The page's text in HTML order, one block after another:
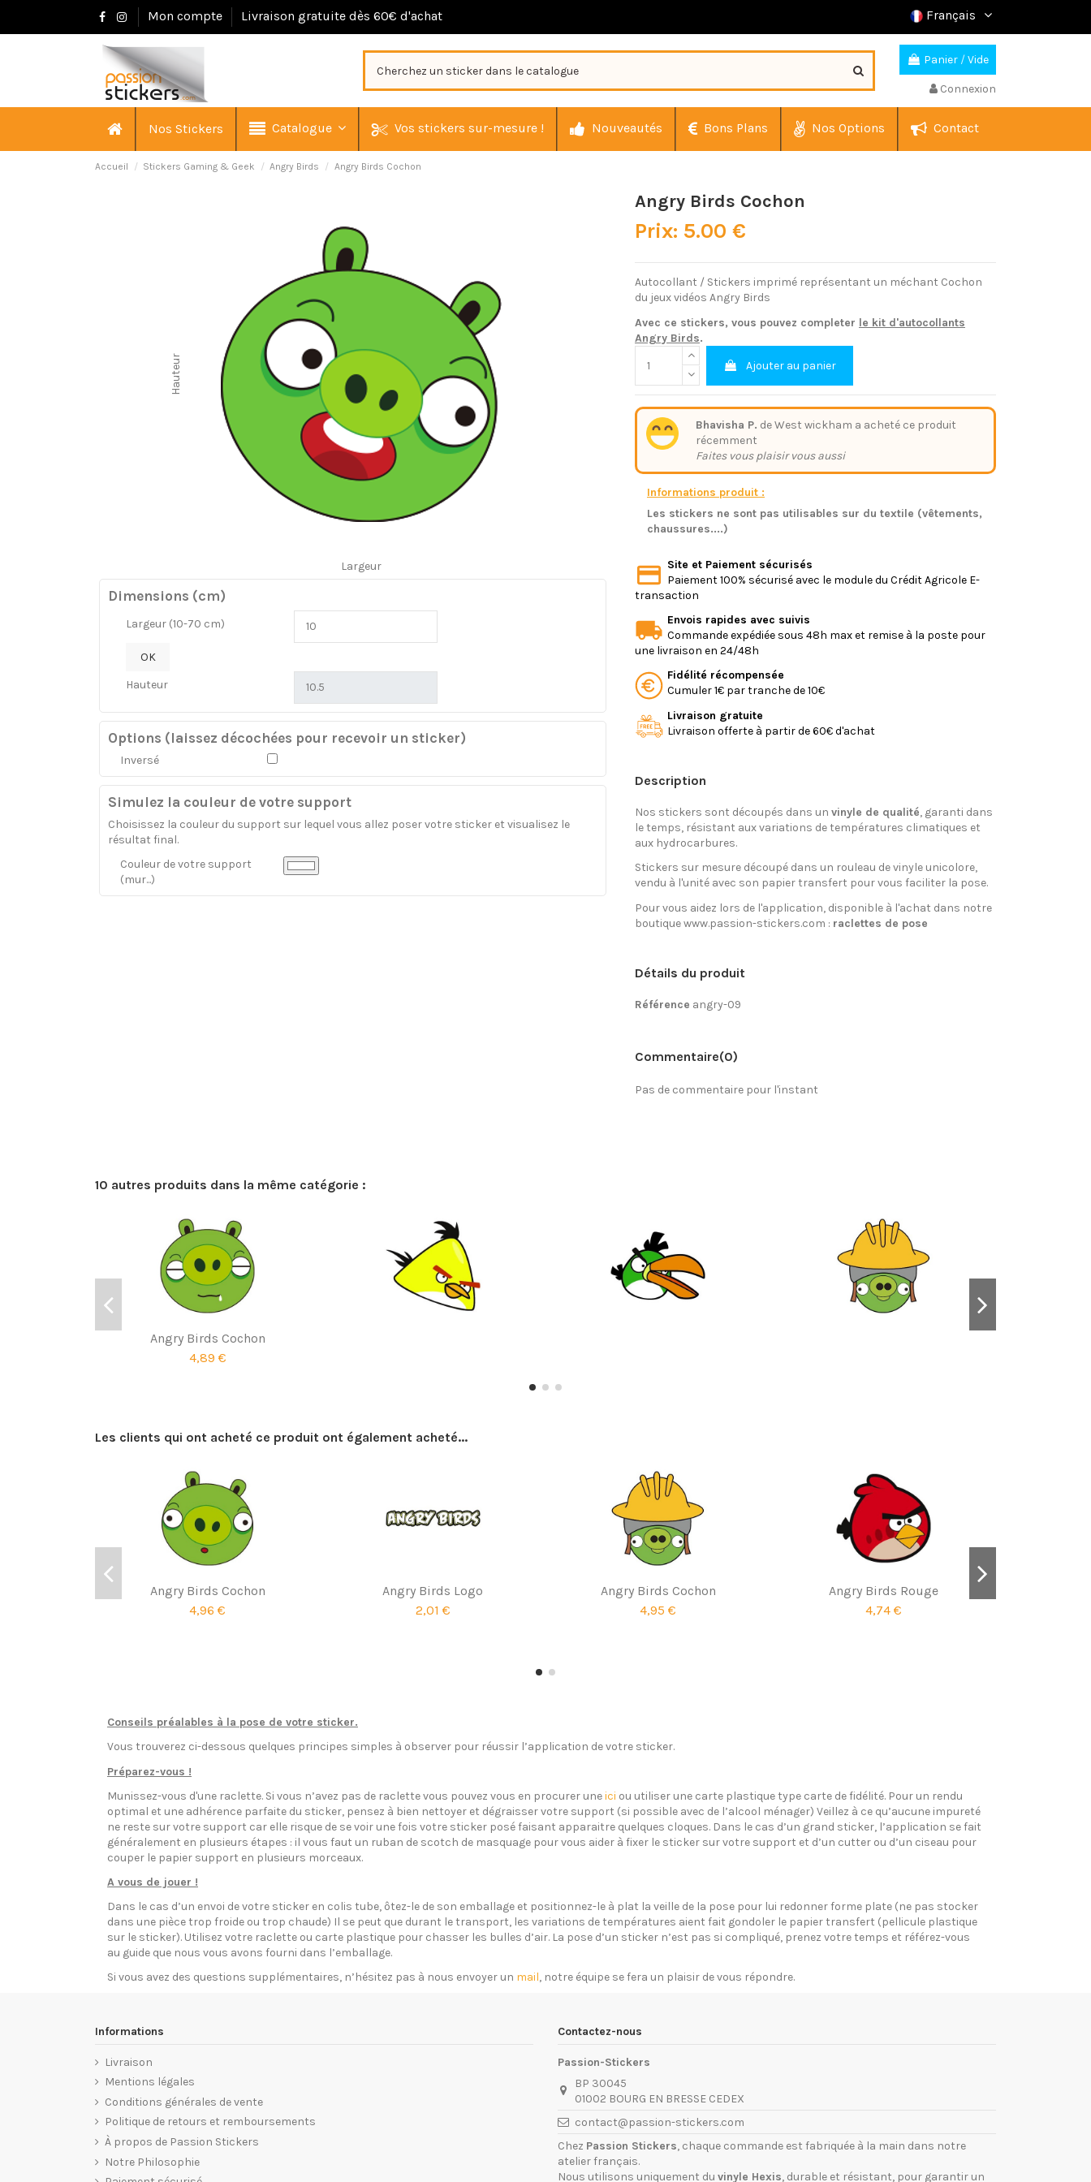
Mon compte Livraison gratuite dès 60€ d'achat Français
Panier /Vide
Connexion
Nos Stickers Catalogue Vos stickers sur-mesure ! Nouveautés Bons Plans Nos Options Contact
Accueil Stickers Gaming & Geek Angry Birds Angry Birds Cochon
Hauteur
Largeur
Dimensions (cm)
Largeur (10-70 cm)
OK
Hauteur
Options (laissez décochées pour recevoir un sticker)
Inversé
Simulez la couleur de votre support
Choisissez la couleur du support sur lequel vous allez poser votre sticker et visualisez le
résultat final.
Couleur de votre support
(mur...)
Angry Birds Cochon
Prix: 5.00 €
Autocollant / Stickers imprimé représentant un méchant Cochon
du jeux vidéos Angry Birds
Avec ce stickers, vous pouvez completer le kit d'autocollants
Angry Birds.
Ajouter au panier
Bhavisha P. de West wickham a acheté ce produit
récemment
Faites vous plaisir vous aussi
Informations produit :
Les stickers ne sont pas utilisables sur du textile (vêtements,
chaussures....)
Site et Paiement sécurisés
Paiement 100% sécurisé avec le module du Crédit Agricole E-
transaction
Envois rapides avec suivis
Commande expédiée sous 48h max et remise à la poste pour
une livraison en 24/48h
Fidélité récompensée
Cumuler 1€ par tranche de 10€
Livraison gratuite
Livraison offerte à partir de 60€ d'achat
Description
Nos stickers sont découpés dans un vinyle de qualité, garanti dans
le temps, résistant aux variations de températures climatiques et
aux hydrocarbures.
Stickers sur mesure découpé dans un rouleau de vinyle unicolore,
vendu à l'unité avec son papier transfert pour vous faciliter la pose.
Pour vous aidez lors de l'application, disponible à l'achat dans notre
boutique www.passion-stickers.com : raclettes de pose
Détails du produit
Référence angry-09
Commentaire(0)
Pas de commentaire pour l'instant
10 autres produits dans la même catégorie :
Angry Birds Cochon
4,89 €
Les clients qui ont acheté ce produit ont également acheté...
Angry Birds Cochon
4,96 €
Angry Birds Logo
2,01 €
Angry Birds Cochon
4,95 €
Angry Birds Rouge
4,74 €
Conseils préalables à la pose de votre sticker.
Vous trouverez ci-dessous quelques principes simples à observer pour réussir l’application de votre sticker.
Préparez-vous !
Munissez-vous d'une raclette. Si vous n’avez pas de raclette vous pouvez vous en procurer uneici ou utiliser une carte plastique type carte de fidélité. Pour un rendu
optimal et une adhérence parfaite du sticker, pensez à bien nettoyer et dégraisser votre support (si possible avec de l’alcool ménager) Veillez à ce qu’aucune impureté
ne reste sur votre support car elle risque de se voir une fois votre sticker posé faisant apparaitre quelques cloques. Dans le cas d’un grand sticker, l’application se fait
généralement en plusieurs étapes : il vous faut un ruban de scotch de masquage pour vous aider à fixer le sticker sur votre support et d’un cutter ou d’un ciseau pour
couper le papier support en plusieurs morceaux.
A vous de jouer !
Dans le cas d’un envoi de votre sticker en colis tube, ôtez-le de son emballage et positionnez-le à plat la veille de la pose pour lui redonner forme plate (ne pas stocker
dans une pièce trop froide ou trop chaude) Il se peut que durant le transport, les variations de températures aient fait gondoler le papier transfert (pellicule plastique
sur le sticker). Utilisez votre raclette ou carte plastique pour chasser les bulles d’air. La pose d’un sticker n’est pas si compliqué, prenez votre temps et référez-vous
au guide que nous vous avons fourni dans l’emballage.
Si vous avez des questions supplémentaires, n’hésitez pas à nous envoyer un mail, notre équipe se fera un plaisir de vous répondre.
Informations
Livraison
Mentions légales
Conditions générales de vente
Politique de retours et remboursements
À propos de Passion Stickers
Notre Philosophie
Contactez-nous
Passion-Stickers
BP 30045
01002 BOURG EN BRESSE CEDEX
contact@passion-stickers.com
Chez Passion Stickers, chaque commande est fabriquée à la main dans notre
atelier français.
Nous utilisons uniquement du vinyle Hexis, durable et résistant, pour garantir un